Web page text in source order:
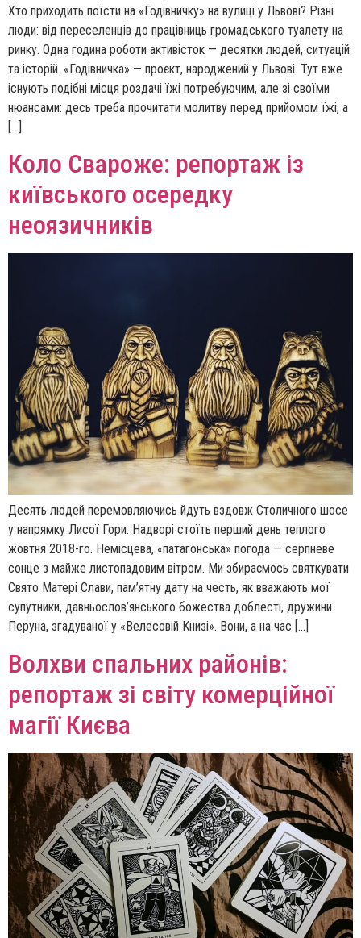
Хто приходить поїсти на «Годівничку» на вулиці у Львові? Різні
люди: від переселенців до працівниць громадського туалету на
ринку. Одна година роботи активісток — десятки людей, ситуацій
та історій. «Годівничка» — проєкт, народжений у Львові. Тут вже
існують подібні місця роздачі їжі потребуючим, але зі своїми
нюансами: десь треба прочитати молитву перед прийомом їжі, а
[…]
Коло Свароже: репортаж із
київського осередку
неоязичників
Десять людей перемовляючись йдуть вздовж Cтоличного шосе
у напрямку Лисої Гори. Надворі стоїть перший день теплого
жовтня 2018-го. Немісцева, «патагонська» погода — серпневе
сонце з майже листопадовим вітром. Ми збираємось святкувати
Свято Матері Слави, пам’ятну дату на честь, як вважають мої
супутники, давньослов’янського божества доблесті, дружини
Перуна, згадуваної у «Велесовій Книзі». Вони, а на час […]
Волхви спальних районів:
репортаж зі світу комерційної
магії Києва